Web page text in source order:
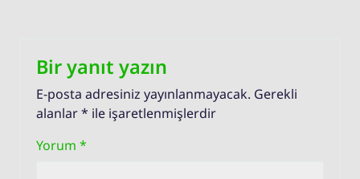
Bir yanıt yazın
E-posta adresiniz yayınlanmayacak. Gerekli
alanlar* ile işaretlenmişlerdir
Yorum *